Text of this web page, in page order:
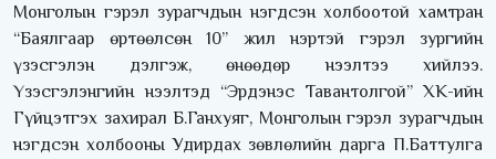
Монголын гэрэл зурагчдын нэгдсэн холбоотой хамтран
“Баялгаар өртөөлсөн 10” жил нэртэй гэрэл зургийн
үзэсгэлэн дэлгэж, өнөөдөр нээлтээ хийлээ.
Үзэсгэлэнгийн нээлтэд “Эрдэнэс Тавантолгой” ХК-ийн
Гүйцэтгэх захирал Б.Ганхуяг, Монголын гэрэл зурагчдын
нэгдсэн холбооны Удирдах зөвлөлийн дарга П.Баттулга